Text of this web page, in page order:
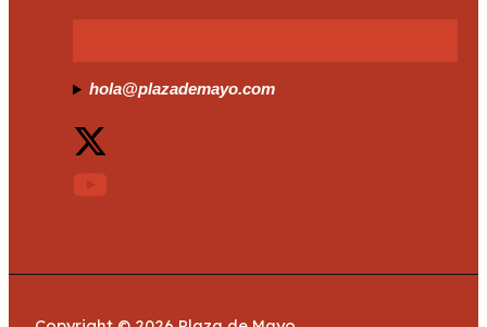
hola@plazademayo.com